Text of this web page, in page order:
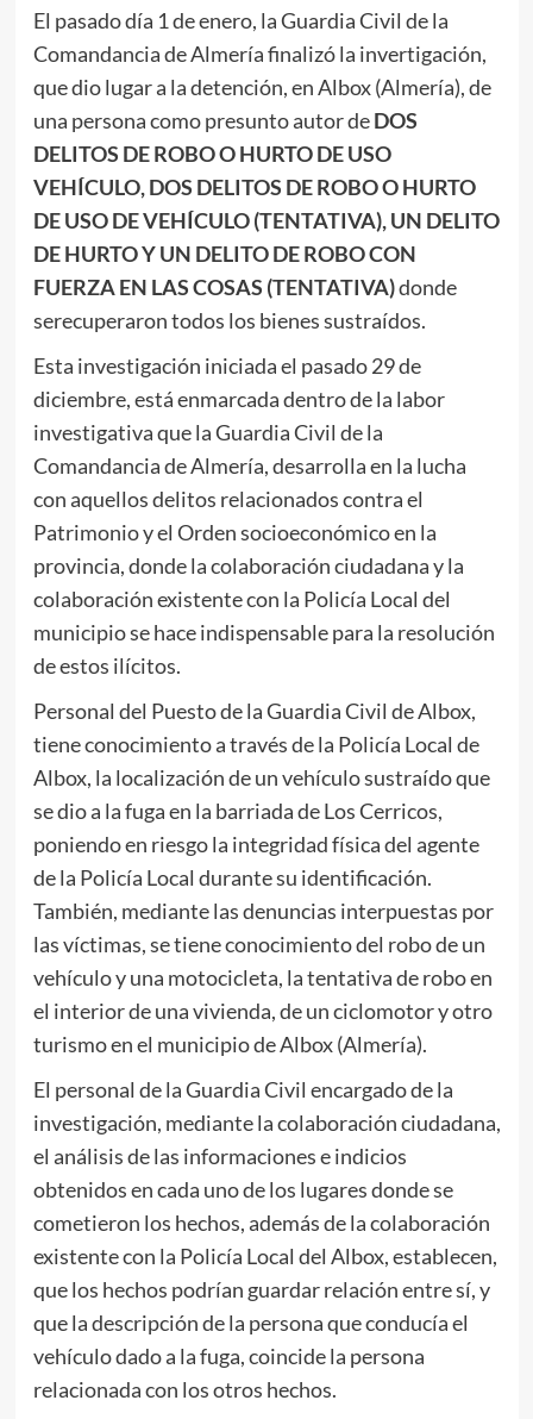
El pasado día 1 de enero, la Guardia Civil de la
Comandancia de Almería finalizó la invertigación,
que dio lugar a la detención, en Albox (Almería), de
una persona como presunto autor deDOS
DELITOS DE ROBO O HURTO DE USO
VEHÍCULO, DOS DELITOS DE ROBO O HURTO
DE USO DE VEHÍCULO (TENTATIVA), UN DELITO
DE HURTO Y UN DELITO DE ROBO CON
FUERZA EN LAS COSAS (TENTATIVA)donde
serecuperaron todos los bienes sustraídos.
Esta investigación iniciada el pasado 29 de
diciembre, está enmarcada dentro de la labor
investigativa que la Guardia Civil de la
Comandancia de Almería, desarrolla en la lucha
con aquellos delitos relacionados contra el
Patrimonio y el Orden socioeconómico en la
provincia, donde la colaboración ciudadana y la
colaboración existente con la Policía Local del
municipio se hace indispensable para la resolución
de estos ilícitos.
Personal del Puesto de la Guardia Civil de Albox,
tiene conocimiento a través de la Policía Local de
Albox, la localización de un vehículo sustraído que
se dio a la fuga en la barriada de Los Cerricos,
poniendo en riesgo la integridad física del agente
de la Policía Local durante su identificación.
También, mediante las denuncias interpuestas por
las víctimas, se tiene conocimiento del robo de un
vehículo y una motocicleta, la tentativa de robo en
el interior de una vivienda, de un ciclomotor y otro
turismo en el municipio de Albox (Almería).
El personal de la Guardia Civil encargado de la
investigación, mediante la colaboración ciudadana,
el análisis de las informaciones e indicios
obtenidos en cada uno de los lugares donde se
cometieron los hechos, además de la colaboración
existente con la Policía Local del Albox, establecen,
que los hechos podrían guardar relación entre sí, y
que la descripción de la persona que conducía el
vehículo dado a la fuga, coincide la persona
relacionada con los otros hechos.